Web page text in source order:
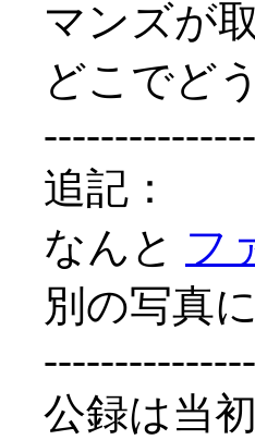
マンズが
どこでど
追記：
なんと フ
別の写真
公録は当